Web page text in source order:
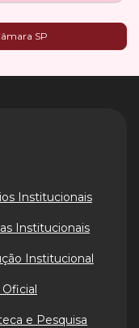
SP
Institucionais
Institucionais
Institucional
Oficial
e Pesquisa